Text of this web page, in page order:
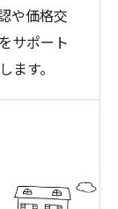
や価格交
サポート
ます。